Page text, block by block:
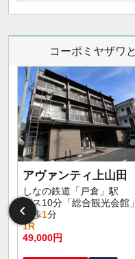
コーポミヤザワ
アヴァンティ上山田
しなの鉄道「戸倉」駅
バス10分「総合観光会館」
停歩1分
1R
49,000円